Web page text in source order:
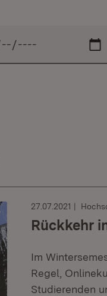
27.07.2021
Rückkehr
Im
Regel,
Studierenden